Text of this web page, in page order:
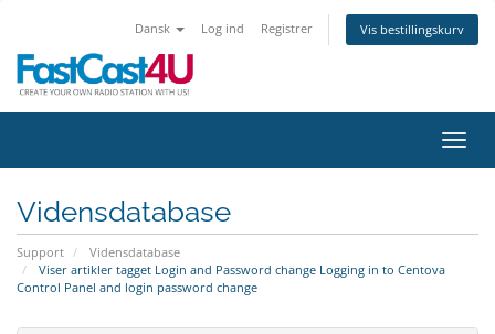
Dansk Log ind Registrer Vis bestillingskurv
Skift
Vidensdatabase
Support
Vidensdatabase
Viser artikler tagget Login and Password change Logging in to Centova
Control Panel and login password change